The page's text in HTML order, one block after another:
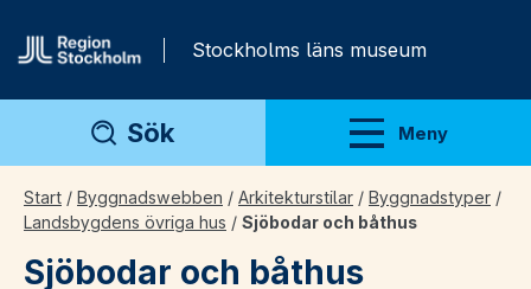
Stockholms läns museum
Sök Meny
Visa meny
Start / Byggnadswebben / Arkitekturstilar / Byggnadstyper /
Landsbygdens övriga hus / Sjöbodar och båthus
Sjöbodar och båthus